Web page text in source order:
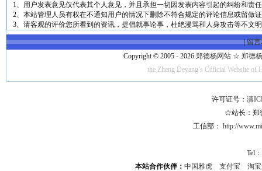
1、用户发表意见仅代表其个人意见，并且承担一切因发表内容引起的纠纷和责
2、本站管理人员有权在不通知用户的情况下删除不符合规定的评论信息或留做
3、请客观的评价您所看到的资讯，提倡就事论事，杜绝漫骂和人身攻击等不文
|留
Copyright © 2005 - 2026 郑德杨网站 ☆ 郑德杨
the Zheng Deyang’s Official Website
许可证号： 滇
☆站长：郑
工信部： http://
Tel
本站合作伙伴： 中国雅虎 支付宝
淘